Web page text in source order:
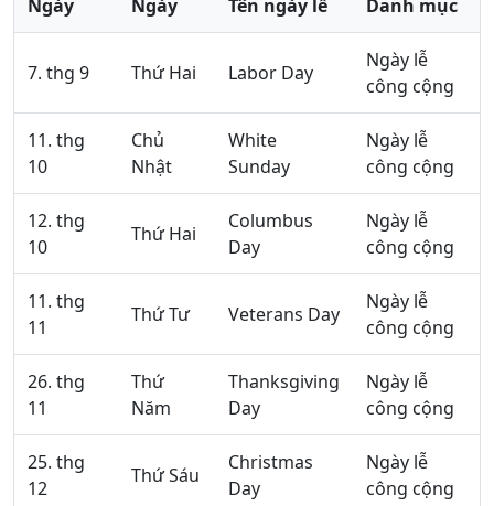
Ngày Ngày Tên ngày lễ Danh mục
7. thg 9 Thứ Hai Labor Day
Ngày lễ
công cộng
11. thg
10
Chủ
Nhật
White
Sunday
Ngày lễ
công cộng
12. thg
10
Thứ Hai
Columbus
Day
Ngày lễ
công cộng
11. thg
11
Thứ Tư Veterans Day
Ngày lễ
công cộng
26. thg
11
Thứ
Năm
Thanksgiving
Day
Ngày lễ
công cộng
25. thg
12
Thứ Sáu
Christmas
Day
Ngày lễ
công cộng